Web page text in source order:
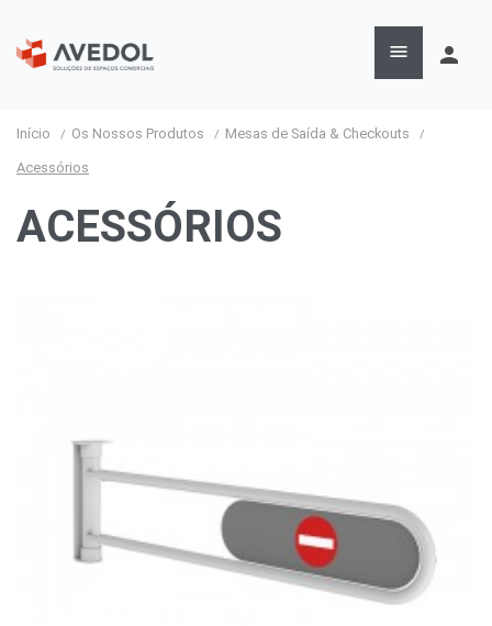
 person
Início Os Nossos Produtos Mesas de Saída & Checkouts
Acessórios
ACESSÓRIOS